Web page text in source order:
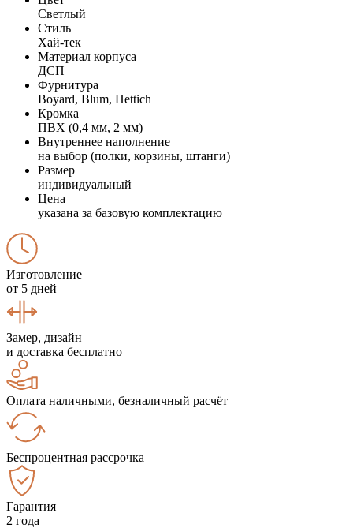
Светлый
Стиль
Хай-тек
Материал корпуса
ДСП
Фурнитура
Boyard, Blum, Hettich
Кромка
ПВХ (0,4 мм, 2 мм)
Внутреннее наполнение
на выбор (полки, корзины, штанги)
Размер
индивидуальный
Цена
указана за базовую комплектацию
Изготовление
от 5 дней
Замер, дизайн
и доставка бесплатно
Оплата наличными, безналичный расчёт
Беспроцентная рассрочка
Гарантия
2 года